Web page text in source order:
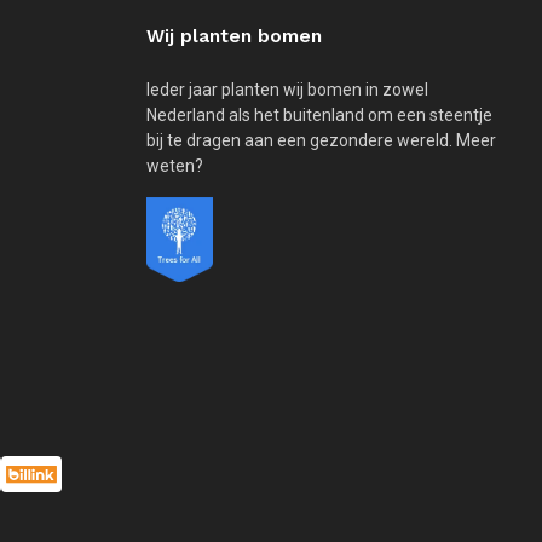
Wij planten bomen
Ieder jaar planten wij bomen in zowel
Nederland als het buitenland om een steentje
bij te dragen aan een gezondere wereld. Meer
weten?